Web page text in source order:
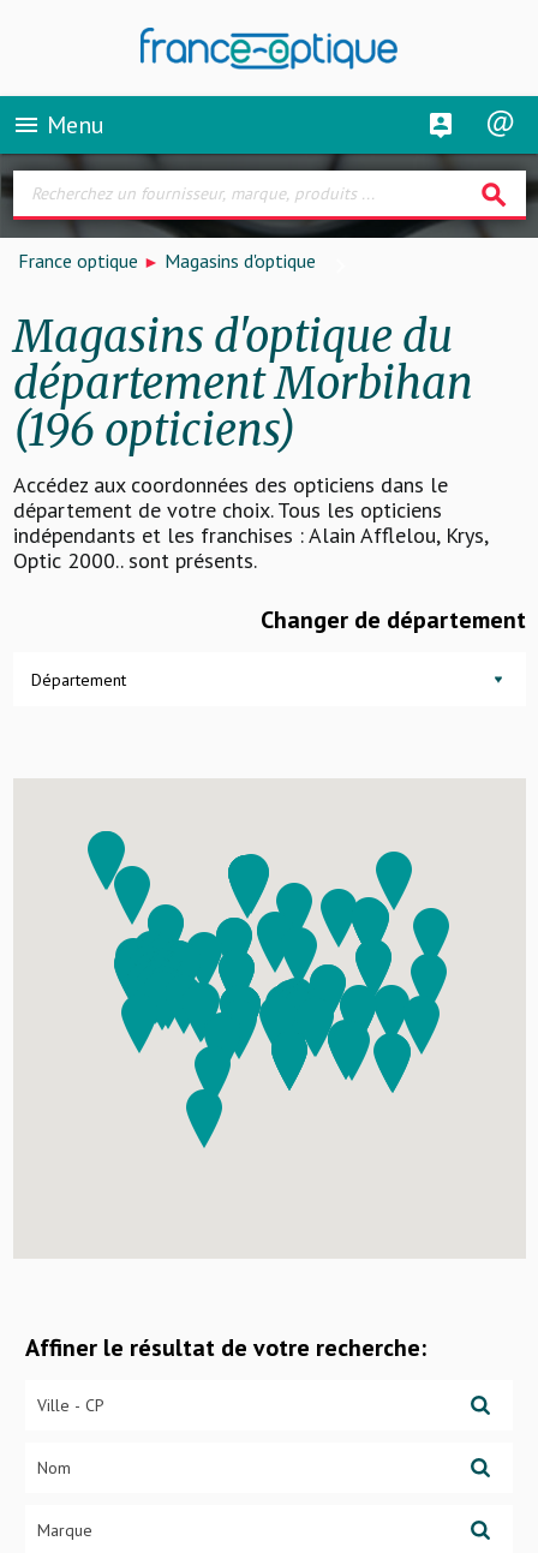
menu Menu
search
France optique Magasins d'optique
Magasins d'optique du
département Morbihan
(196 opticiens)
Accédez aux coordonnées des opticiens dans le
département de votre choix. Tous les opticiens
indépendants et les franchises : Alain Afflelou, Krys,
Optic 2000.. sont présents.
Changer de département
Département
Affiner le résultat de votre recherche: